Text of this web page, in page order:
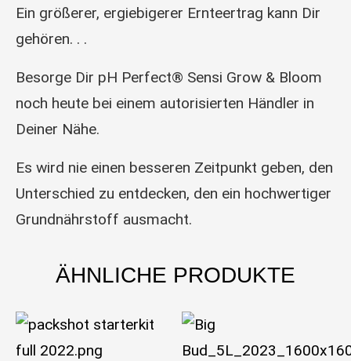
Ein größerer, ergiebigerer Ernteertrag kann Dir
gehören. . .
Besorge Dir pH Perfect® Sensi Grow & Bloom
noch heute bei einem autorisierten Händler in
Deiner Nähe.
Es wird nie einen besseren Zeitpunkt geben, den
Unterschied zu entdecken, den ein hochwertiger
Grundnährstoff ausmacht.
ÄHNLICHE PRODUKTE